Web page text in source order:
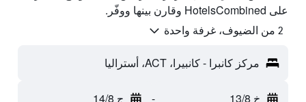
على HotelsCombined وقارن بينها ووفّر.
2 من الضيوف، غرفة واحدة
مركز كانبرا - كانبيرا، ACT، أستراليا
خ 13/8 - ج 14/8